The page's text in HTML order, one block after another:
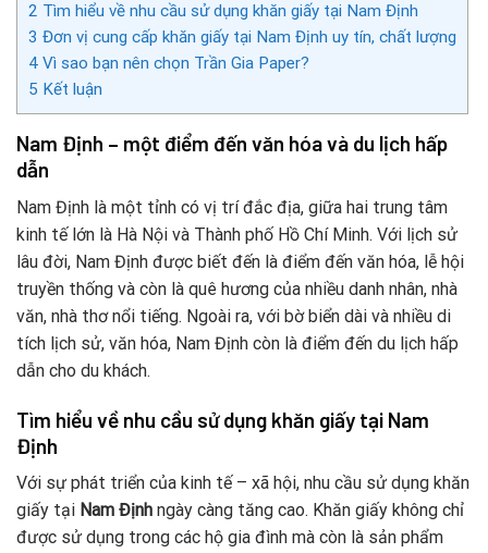
2 Tìm hiểu về nhu cầu sử dụng khăn giấy tại Nam Định
3 Đơn vị cung cấp khăn giấy tại Nam Định uy tín, chất lượng
4 Vì sao bạn nên chọn Trần Gia Paper?
5 Kết luận
Nam Định – một điểm đến văn hóa và du lịch hấp
dẫn
Nam Định là một tỉnh có vị trí đắc địa, giữa hai trung tâm
kinh tế lớn là Hà Nội và Thành phố Hồ Chí Minh. Với lịch sử
lâu đời, Nam Định được biết đến là điểm đến văn hóa, lễ hội
truyền thống và còn là quê hương của nhiều danh nhân, nhà
văn, nhà thơ nổi tiếng. Ngoài ra, với bờ biển dài và nhiều di
tích lịch sử, văn hóa, Nam Định còn là điểm đến du lịch hấp
dẫn cho du khách.
Tìm hiểu về nhu cầu sử dụng khăn giấy tại Nam
Định
Với sự phát triển của kinh tế – xã hội, nhu cầu sử dụng khăn
giấy tại Nam Định ngày càng tăng cao. Khăn giấy không chỉ
được sử dụng trong các hộ gia đình mà còn là sản phẩm